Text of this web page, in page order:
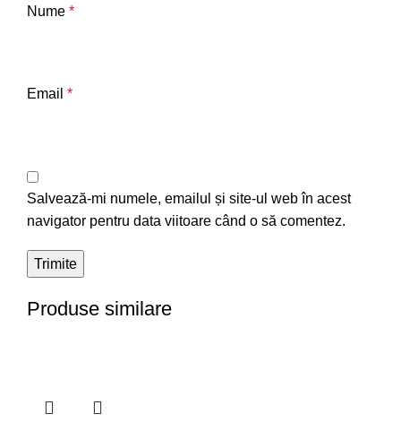
Nume *
Email *
Salvează-mi numele, emailul și site-ul web în acest
navigator pentru data viitoare când o să comentez.
Produse similare